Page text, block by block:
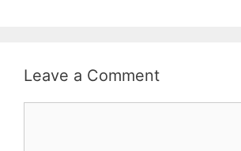
Leave a Comment